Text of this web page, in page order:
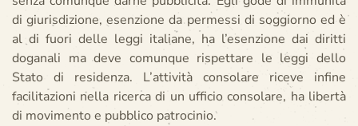
di giurisdizione, esenzione da permessi di soggiorno ed è
al di fuori delle leggi italiane, ha l’esenzione dai diritti
doganali ma deve comunque rispettare le leggi dello
Stato di residenza. L’attività consolare riceve infine
facilitazioni nella ricerca di un ufficio consolare, ha libertà
di movimento e pubblico patrocinio.